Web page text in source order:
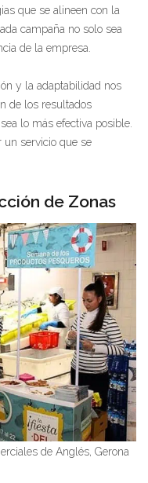
que se alineen con la
campaña no solo sea
de la empresa.
y la adaptabilidad nos
de los resultados
lo más efectiva posible.
un servicio que se
de Zonas
de Anglés, Gerona